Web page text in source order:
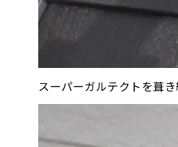
スーパーガルテクトを葺